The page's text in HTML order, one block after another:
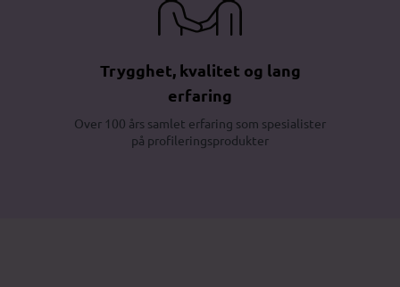
Trygghet, kvalitet og lang
erfaring
Over 100 års samlet erfaring som spesialister
på profileringsprodukter